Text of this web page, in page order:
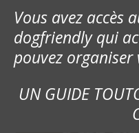
Vous avez accès
dogfriendly qui
pouvez organiser
UN GUIDE